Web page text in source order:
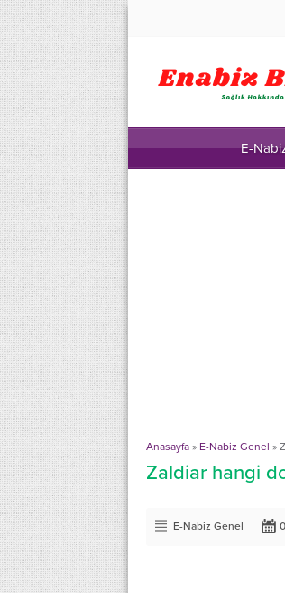
E-
Anasayfa » E-Nabiz Genel »
Zaldiar hangi
E-Nabiz Genel